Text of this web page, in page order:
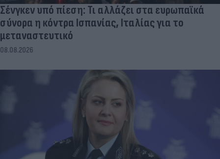
Σένγκεν υπό πίεση: Τι αλλάζει στα ευρωπαϊκά
σύνορα η κόντρα Ισπανίας, Ιταλίας για το
μεταναστευτικό
08.08.2026